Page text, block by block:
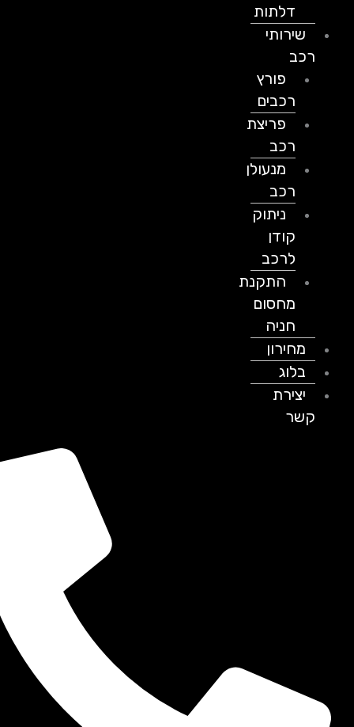
דלתות
שירותי
פורץ
רכבים
פריצת
מנעולן
ניתוק
לרכב
התקנת
מחסום
חניה
מחירון
בלוג
יצירת
קשר